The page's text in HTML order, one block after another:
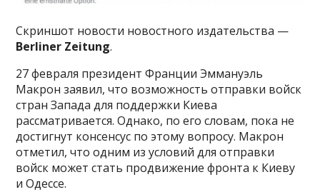
Скриншот новости новостного издательства —
Berliner Zeitung.
27 февраля президент Франции Эммануэль
Макрон заявил, что возможность отправки войск
стран Запада для поддержки Киева
рассматривается. Однако, по его словам, пока не
достигнут консенсус по этому вопросу. Макрон
отметил, что одним из условий для отправки
войск может стать продвижение фронта к Киеву
и Одессе.